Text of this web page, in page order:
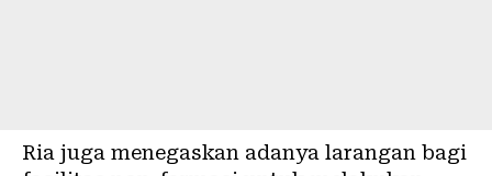
Ria juga menegaskan adanya larangan bagi